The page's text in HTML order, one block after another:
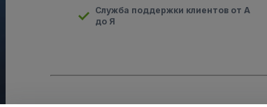
Служба поддержки клиентов от А
до Я